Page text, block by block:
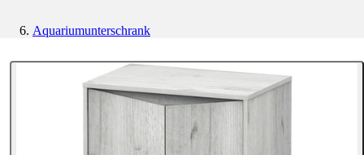
Aquariumunterschrank